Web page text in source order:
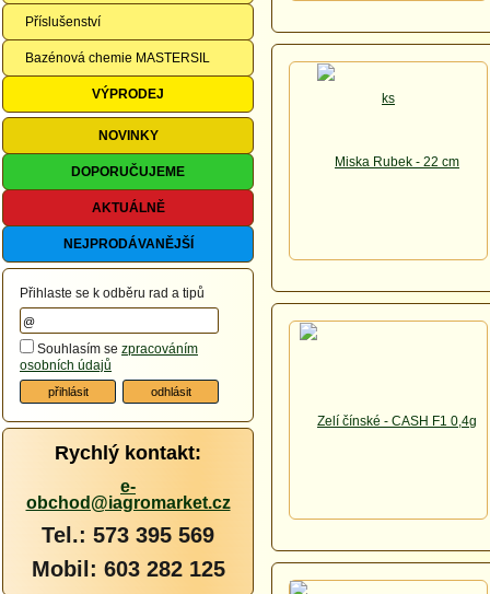
Příslušenství
Bazénová chemie MASTERSIL
VÝPRODEJ
NOVINKY
DOPORUČUJEME
AKTUÁLNĚ
NEJPRODÁVANĚJŠÍ
Přihlaste se k odběru rad a tipů
Souhlasím se zpracováním
osobních údajů
Rychlý kontakt:
e-
obchod@iagromarket.cz
Tel.: 573 395 569
Mobil: 603 282 125